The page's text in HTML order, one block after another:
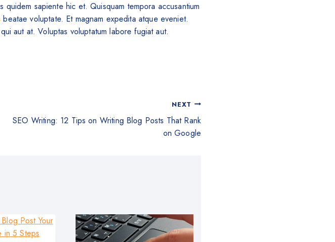
sapiente hic et. Quisquam tempora accusantium
beatae voluptate. Et magnam expedita atque eveniet.
aut at. Voluptas voluptatum labore fugiat aut.
NEXT
SEO Writing: 12 Tips on Writing Blog Posts That Rank
on Google